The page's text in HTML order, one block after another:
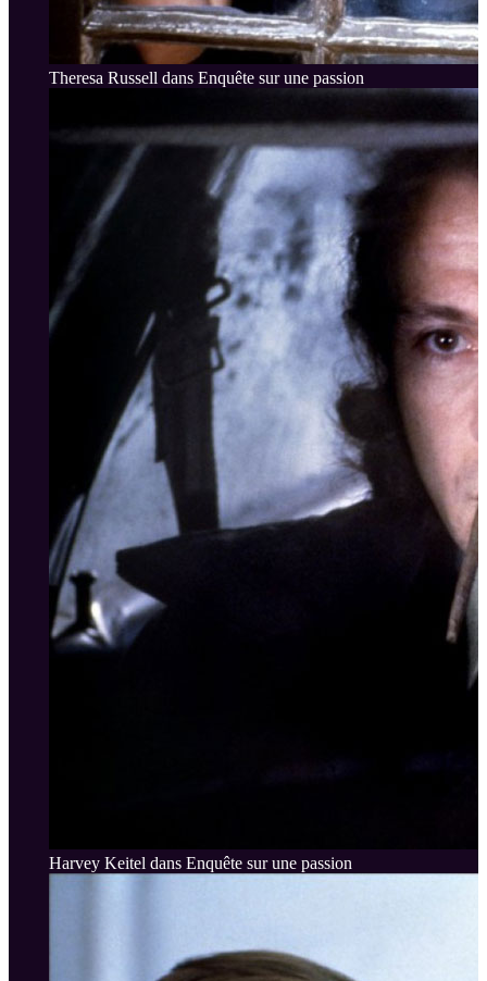
Theresa Russell dans Enquête sur une passion
Harvey Keitel dans Enquête sur une passion